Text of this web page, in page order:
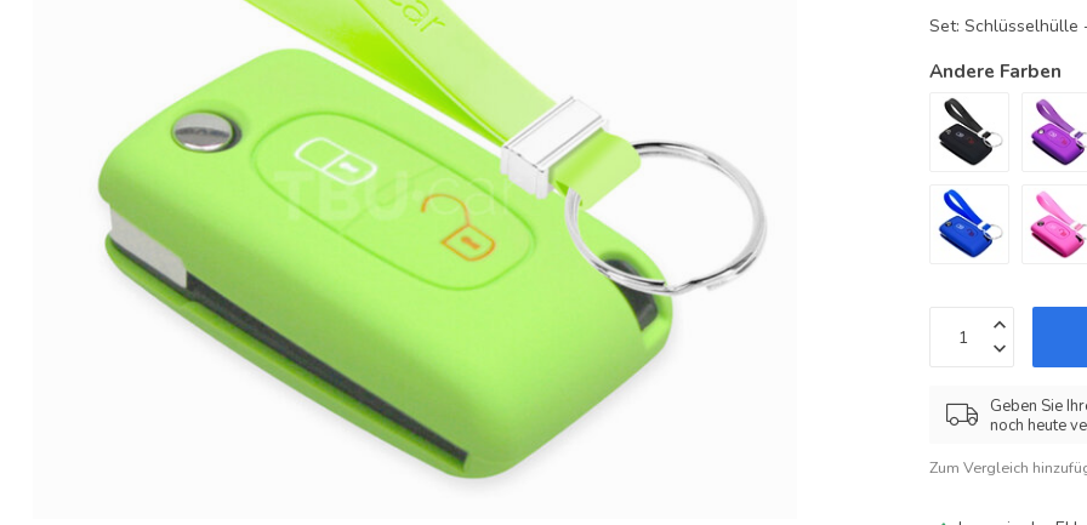
Set:
Andere Farben
Geben Sie
noch heute
Zum Vergleich